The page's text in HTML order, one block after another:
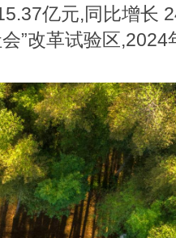
亿元,同比增长
会”改革试验区